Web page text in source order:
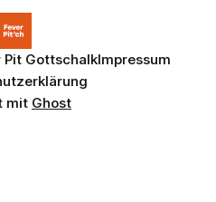
Pit GottschalkImpressum
mit Ghost